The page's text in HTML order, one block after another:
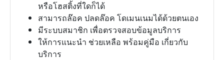
หรือโฮสติ้งที่ใดก็ได้
สามารถล๊อค ปลดล๊อค โดเมนเนมได้ด้วยตนเอง
มีระบบสมาชิก เพื่อตรวจสอบข้อมูลบริการ
ให้การแนะนำ ช่วยเหลือ พร้อมคู่มือ เกี่ยวกับ
บริการ